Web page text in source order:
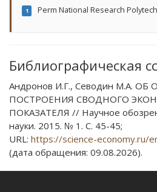
1 Perm National Research
Библиографическая
Андронов И.Г., Севодин М.А.
ПОСТРОЕНИЯ СВОДНОГО
ПОКАЗАТЕЛЯ // Научное
науки. 2015. № 1. С. 45-45;
URL: https://science-economy.ru/
(дата обращения: 09.08.2026).